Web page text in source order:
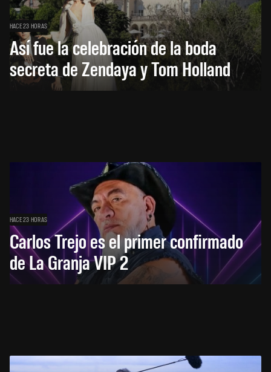
HACE 23 HORAS
Así fue la celebración de la boda
secreta de Zendaya y Tom Holland
HACE 23 HORAS
Carlos Trejo es el primer confirmado
de La Granja VIP 2